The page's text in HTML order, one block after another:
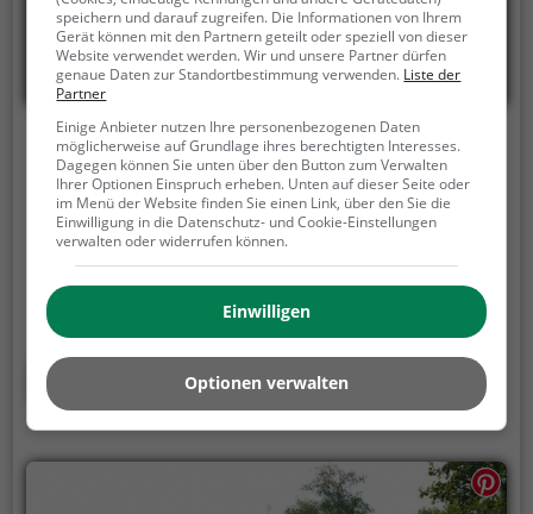
Vorarlberger Landesfeuerwehrmuseum
Obere Lände 3, 6820 Frastanz
Das Vorarlberger Landesfeuerwehrmuseum in der
Vorarlberger Museumswelt (Marktgemeinde
Frastanz) ist auf rund 600 m² Ausstellungsfläche im
ehemaligen Betriebsgebäude der Textilwerke Ganahl
(siehe: Johann Josef Ganahl), im „Wollaschopf“
(ehemaliges Baumwolllager) untergebracht. Das
Feuerwehrmuseum ist in einer räumlichen
Zusammenfassung mit mehreren Museen situiert.
Mehr erfahren
speichern und darauf zugreifen. Die Informationen von Ihrem
Gerät können mit den Partnern geteilt oder speziell von dieser
Website verwendet werden. Wir und unsere Partner dürfen
genaue Daten zur Standortbestimmung verwenden. Liste der
Partner
Einige Anbieter nutzen Ihre personenbezogenen Daten
möglicherweise auf Grundlage ihres berechtigten Interesses.
Dagegen können Sie unten über den Button zum Verwalten
Ihrer Optionen Einspruch erheben. Unten auf dieser Seite oder
im Menü der Website finden Sie einen Link, über den Sie die
Einwilligung in die Datenschutz- und Cookie-Einstellungen
verwalten oder widerrufen können.
Einwilligen
Optionen verwalten